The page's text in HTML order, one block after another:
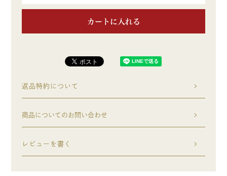
カートに入れる
返品特約について
商品についてのお問い合わせ
レビューを書く